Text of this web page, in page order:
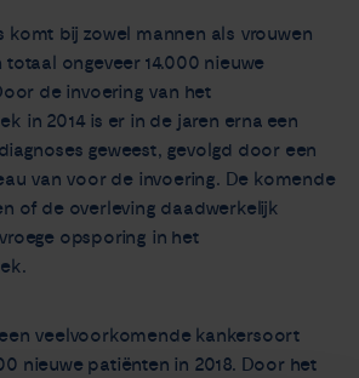
bij zowel mannen als vrouwen
ongeveer 14.000 nieuwe
de invoering van het
in 2014 is er in de jaren erna een
geweest, gevolgd door een
van voor de invoering. De komende
of de overleving daadwerkelijk
opsporing in het
veelvoorkomende kankersoort
nieuwe patiënten in 2018. Door het